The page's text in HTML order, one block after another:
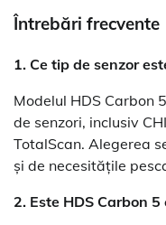
Întrebări frecvente
1. Ce tip de senzor
Modelul HDS Carbon
de senzori, inclusiv
TotalScan. Alegerea
și de necesitățile
2. Este HDS Carbon